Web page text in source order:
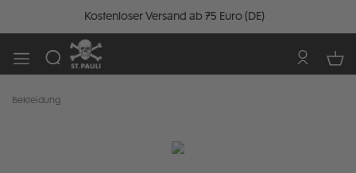
Kostenloser Versand ab 75 Euro (DE)
Bekleidung